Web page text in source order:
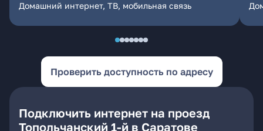
Домашний интернет, ТВ, мобильная связь
Проверить доступность по адресу
Подключить интернет на проезд
Топольчанский 1-й в Саратове